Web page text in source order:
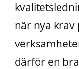
när nya krav
därför en